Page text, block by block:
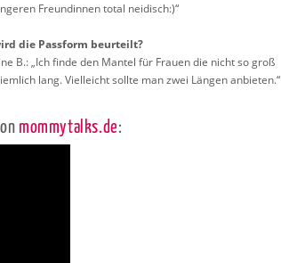
Freun­din­nen total nei­disch:)“
die Pass­form be­ur­teilt?
B.: „Ich finde den Man­tel für Frau­en die nicht so groß
lang. Viel­leicht soll­te man zwei Län­gen an­bie­ten.“
mom­my­talks.de: